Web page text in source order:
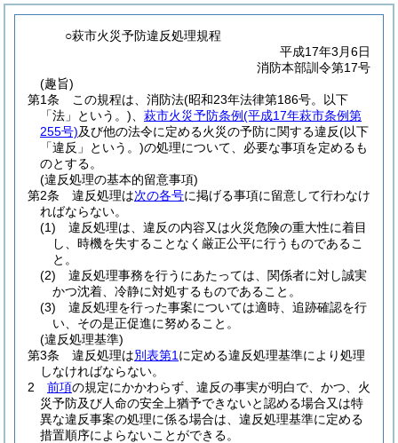
○萩市火災予防違反処理規程
平成17年3月6日
消防本部訓令第17号
(趣旨)
第1条
この規程は、消防法(昭和23年法律第186号。以下
「法」という。)
萩市火災予防条例(平成17年萩市条例第
255号)及び他の法令に定める火災の予防に関する違反(以下
「違反」という。)の処理について、必要な事項を定めるも
のとする。
(違反処理の基本的留意事項)
第2条
違反処理は次の各号に掲げる事項に留意して行わなけ
ればならない。
(1)
違反処理は、違反の内容又は火災危険の重大性に着目
し、時機を失することなく厳正公平に行うものであるこ
と。
(2)
違反処理事務を行うにあたっては、関係者に対し誠実
かつ沈着、冷静に対処するものであること。
(3)
違反処理を行った事案については適時、追跡確認を行
い、その是正促進に努めること。
(違反処理基準)
第3条
違反処理は別表第1 に定める違反処理基準により処理
しなければならない。
2
前項の規定にかかわらず、違反の事実が明白で、かつ、火
災予防及び人命の安全上猶予できないと認める場合又は特
異な違反事案の処理に係る場合は、違反処理基準に定める
措置順序によらないことができる。